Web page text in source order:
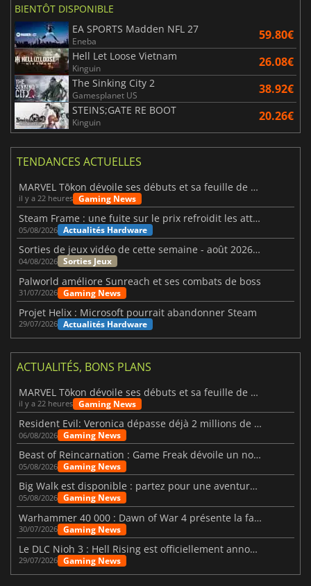
BIENTÔT DISPONIBLE
EA SPORTS Madden NFL 27
Eneba 59.80€
Hell Let Loose Vietnam
Kinguin 26.08€
The Sinking City 2
Gamesplanet US 38.92€
STEINS;GATE RE BOOT
Kinguin 20.26€
TENDANCES ACTUELLES
MARVEL Tōkon dévoile ses débuts et sa feuille de route
il y a 22 heures Gaming News
Steam Frame : une fuite sur le prix refroidit les attentes VR
05/08/2026 Actualités Hardware
Sorties de jeux vidéo de cette semaine - août 2026 (semaine 32)
04/08/2026 Sorties Jeux
Palworld améliore Sunreach et ses combats de boss
31/07/2026 Gaming News
Projet Helix : Microsoft pourrait abandonner Steam
29/07/2026 Actualités Hardware
ACTUALITÉS, BONS PLANS
MARVEL Tōkon dévoile ses débuts et sa feuille de route
il y a 22 heures Gaming News
Resident Evil: Veronica dépasse déjà 2 millions de wishlists
06/08/2026 Gaming News
Beast of Reincarnation : Game Freak dévoile un nouveau pari
05/08/2026 Gaming News
Big Walk est disponible : partez pour une aventure entre amis
05/08/2026 Gaming News
Warhammer 40 000 : Dawn of War 4 présente la faction des Nécrons
30/07/2026 Gaming News
Le DLC Nioh 3 : Hell Rising est officiellement annoncé
29/07/2026 Gaming News